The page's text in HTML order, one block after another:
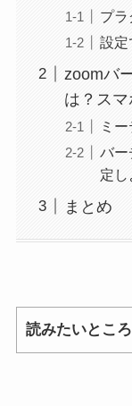
プラ
設定
zoomバ
は？ス
ミ
バー
定し
まとめ
読みたいところ